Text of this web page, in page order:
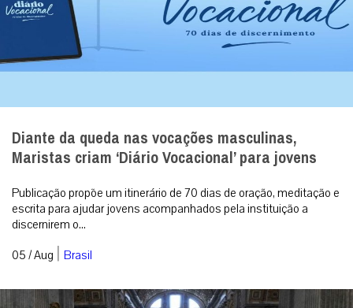
Diante da queda nas vocações masculinas,
Maristas criam ‘Diário Vocacional’ para jovens
Publicação propõe um itinerário de 70 dias de oração, meditação e
escrita para ajudar jovens acompanhados pela instituição a
discernirem o...
05 / Aug | Brasil